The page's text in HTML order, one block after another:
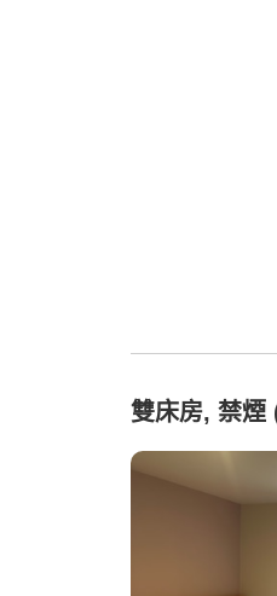
雙床房, 禁煙